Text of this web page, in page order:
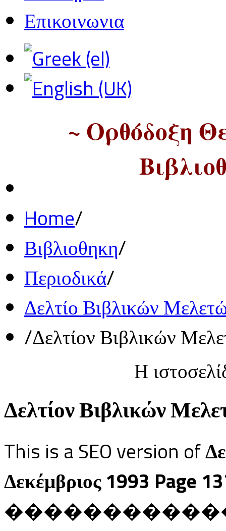
Επικοινωνια
~ Ορθόδοξη
Home/
Βιβλιοθηκη/
Περιοδικά/
Δελτίο Βιβλικών
/Δελτίον Βιβλικών
Η
Δελτίον Βιβλικών
This is a SEO version of
Δεκέμβριος 1993 Page
������������